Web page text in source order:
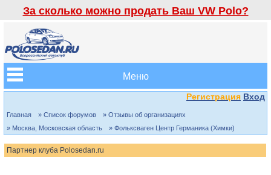
За сколько можно продать Ваш VW Polo?
Меню
Регистрация Вход
Главная » Список форумов
» Отзывы об организациях
» Москва, Московская область
» Фольксваген Центр Германика (Химки)
Партнер клуба Polosedan.ru